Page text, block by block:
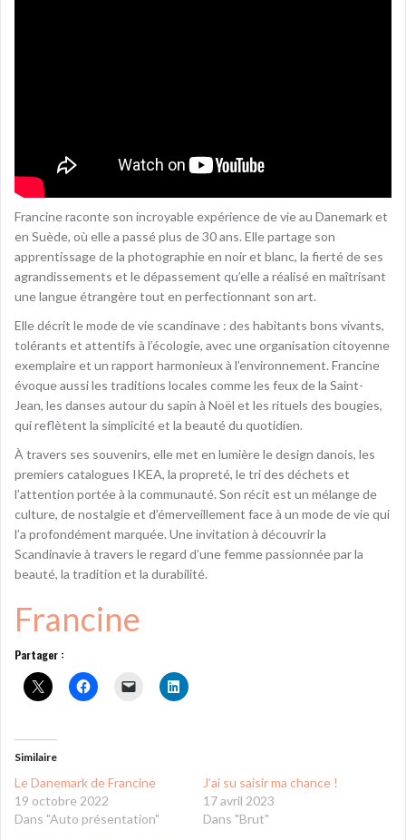
Francine raconte son incroyable expérience de vie au Danemark et
en Suède, où elle a passé plus de 30 ans. Elle partage son
apprentissage de la photographie en noir et blanc, la fierté de ses
agrandissements et le dépassement qu’elle a réalisé en maîtrisant
une langue étrangère tout en perfectionnant son art.
Elle décrit le mode de vie scandinave : des habitants bons vivants,
tolérants et attentifs à l’écologie, avec une organisation citoyenne
exemplaire et un rapport harmonieux à l’environnement. Francine
évoque aussi les traditions locales comme les feux de la Saint-
Jean, les danses autour du sapin à Noël et les rituels des bougies,
qui reflètent la simplicité et la beauté du quotidien.
À travers ses souvenirs, elle met en lumière le design danois, les
premiers catalogues IKEA, la propreté, le tri des déchets et
l’attention portée à la communauté. Son récit est un mélange de
culture, de nostalgie et d’émerveillement face à un mode de vie qui
l’a profondément marquée. Une invitation à découvrir la
Scandinavie à travers le regard d’une femme passionnée par la
beauté, la tradition et la durabilité.
Francine
Partager :
Similaire
Le Danemark de Francine
19 octobre 2022
Dans "Auto présentation"
J’ai su saisir ma chance !
17 avril 2023
Dans "Brut"